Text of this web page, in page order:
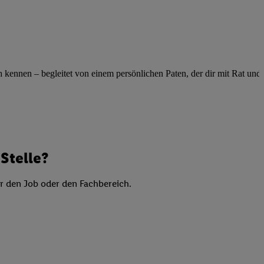
– begleitet von einem persönlichen Paten, der dir mit Rat und
Job oder den Fachbereich.
Informationen,
von Profilen